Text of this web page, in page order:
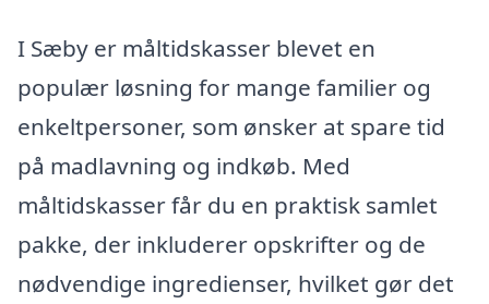
I Sæby er måltidskasser blevet en
populær løsning for mange familier og
enkeltpersoner, som ønsker at spare tid
på madlavning og indkøb. Med
måltidskasser får du en praktisk samlet
pakke, der inkluderer opskrifter og de
nødvendige ingredienser, hvilket gør det